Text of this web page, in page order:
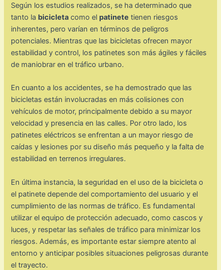
Según los estudios realizados, se ha determinado que
tanto la bicicleta como el patinete tienen riesgos
inherentes, pero varían en términos de peligros
potenciales. Mientras que las bicicletas ofrecen mayor
estabilidad y control, los patinetes son más ágiles y fáciles
de maniobrar en el tráfico urbano.
En cuanto a los accidentes, se ha demostrado que las
bicicletas están involucradas en más colisiones con
vehículos de motor, principalmente debido a su mayor
velocidad y presencia en las calles. Por otro lado, los
patinetes eléctricos se enfrentan a un mayor riesgo de
caídas y lesiones por su diseño más pequeño y la falta de
estabilidad en terrenos irregulares.
En última instancia, la seguridad en el uso de la bicicleta o
el patinete depende del comportamiento del usuario y el
cumplimiento de las normas de tráfico. Es fundamental
utilizar el equipo de protección adecuado, como cascos y
luces, y respetar las señales de tráfico para minimizar los
riesgos. Además, es importante estar siempre atento al
entorno y anticipar posibles situaciones peligrosas durante
el trayecto.